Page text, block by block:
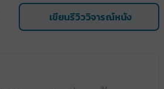
เขียนรีวิววิจารณ์หนัง